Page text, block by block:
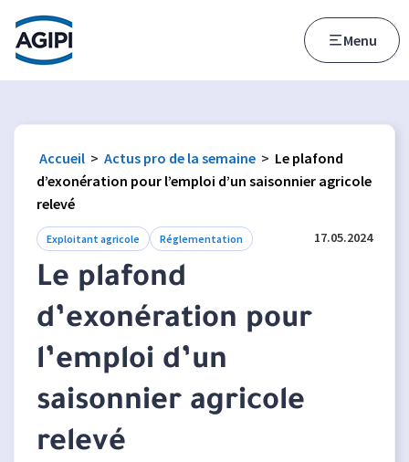
Accès au menu
Accès au contenu principal
Menu
Accueil > Actus pro de la semaine > Le plafond
d’exonération pour l’emploi d’un saisonnier agricole
relevé
Exploitant agricole Réglementation 17.05.2024
Le plafond
d’exonération pour
l’emploi d’un
saisonnier agricole
relevé